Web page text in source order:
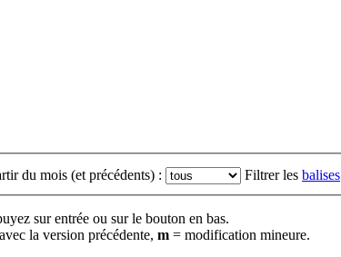
du mois (et précédents) : Filtrer les balises
sur entrée ou sur le bouton en bas.
la version précédente, m = modification mineure.